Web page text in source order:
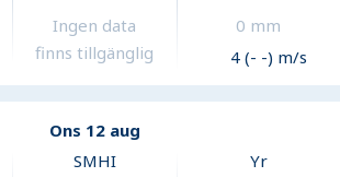
Ingen data
finns tillgänglig
0 mm
4 (- -) m/s
Ons 12 aug
SMHI Yr